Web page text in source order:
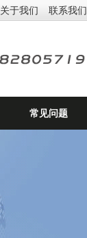
关于我们 联系我们
常见问题